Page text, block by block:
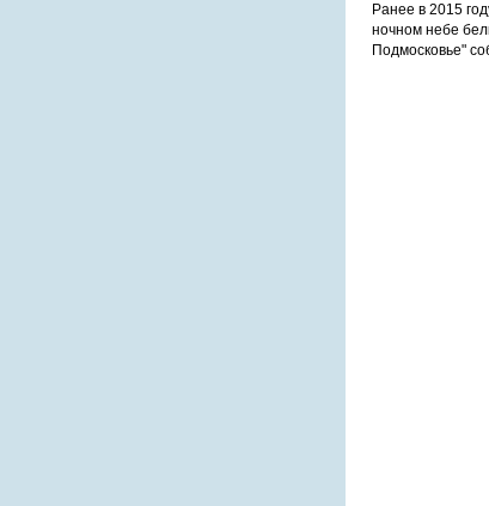
Ранее в 2015
ночном небе
Подмосковье"